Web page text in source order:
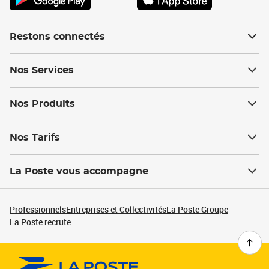
Restons connectés
Nos Services
Nos Produits
Nos Tarifs
La Poste vous accompagne
ProfessionnelsEntreprises et CollectivitésLa Poste Groupe
La Poste recrute